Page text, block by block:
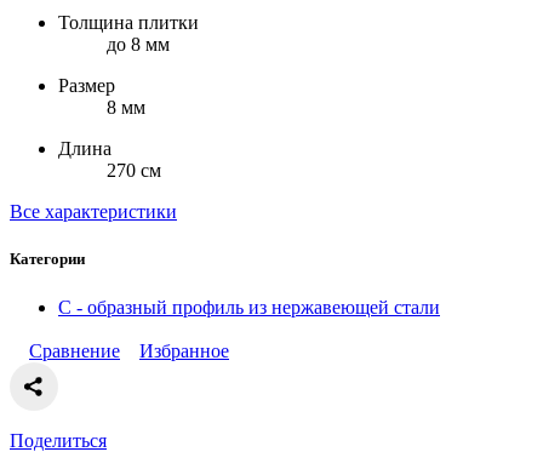
Толщина плитки
до 8 мм
Размер
8 мм
Длина
270 см
Все характеристики
Категории
С - образный профиль из нержавеющей стали
Сравнение Избранное
Поделиться